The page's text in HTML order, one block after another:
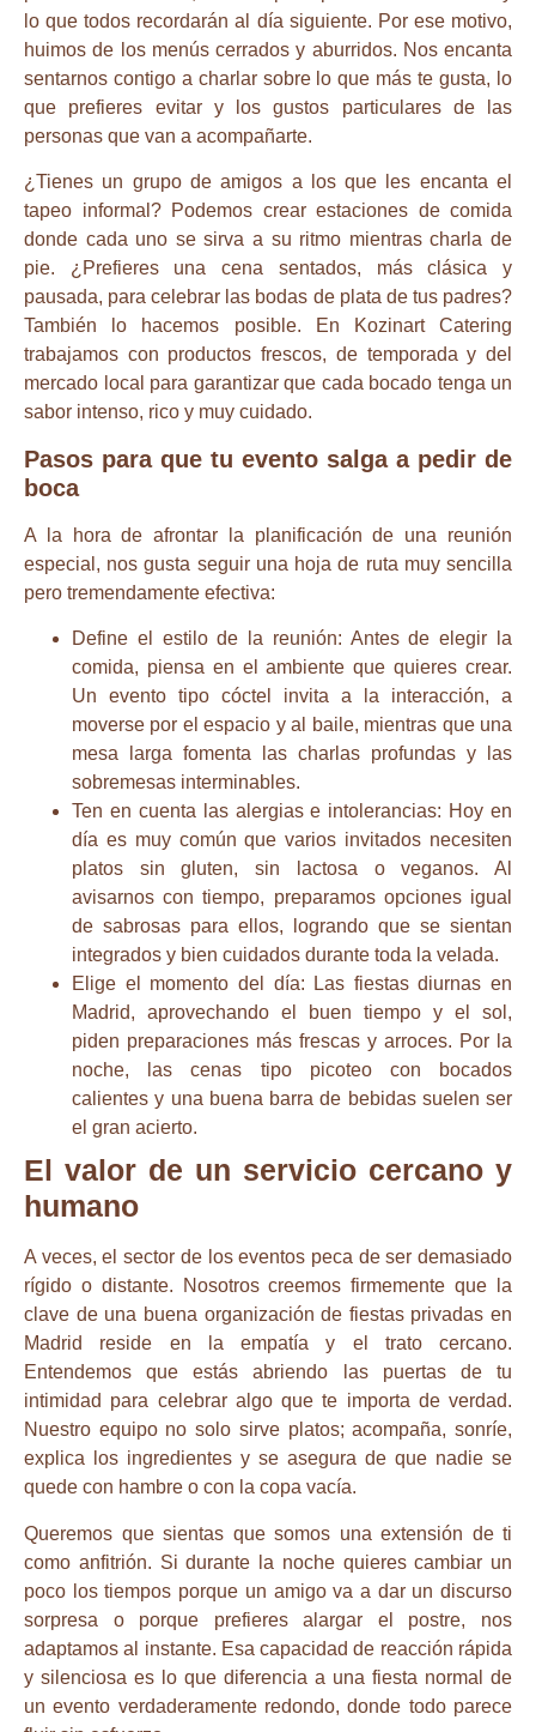
lo que todos recordarán al día siguiente. Por ese motivo,
huimos de los menús cerrados y aburridos. Nos encanta
sentarnos contigo a charlar sobre lo que más te gusta, lo
que prefieres evitar y los gustos particulares de las
personas que van a acompañarte.
¿Tienes un grupo de amigos a los que les encanta el
tapeo informal? Podemos crear estaciones de comida
donde cada uno se sirva a su ritmo mientras charla de
pie. ¿Prefieres una cena sentados, más clásica y
pausada, para celebrar las bodas de plata de tus padres?
También lo hacemos posible. En Kozinart Catering
trabajamos con productos frescos, de temporada y del
mercado local para garantizar que cada bocado tenga un
sabor intenso, rico y muy cuidado.
Pasos para que tu evento salga a pedir de
boca
A la hora de afrontar la planificación de una reunión
especial, nos gusta seguir una hoja de ruta muy sencilla
pero tremendamente efectiva:
Define el estilo de la reunión: Antes de elegir la
comida, piensa en el ambiente que quieres crear.
Un evento tipo cóctel invita a la interacción, a
moverse por el espacio y al baile, mientras que una
mesa larga fomenta las charlas profundas y las
sobremesas interminables.
Ten en cuenta las alergias e intolerancias: Hoy en
día es muy común que varios invitados necesiten
platos sin gluten, sin lactosa o veganos. Al
avisarnos con tiempo, preparamos opciones igual
de sabrosas para ellos, logrando que se sientan
integrados y bien cuidados durante toda la velada.
Elige el momento del día: Las fiestas diurnas en
Madrid, aprovechando el buen tiempo y el sol,
piden preparaciones más frescas y arroces. Por la
noche, las cenas tipo picoteo con bocados
calientes y una buena barra de bebidas suelen ser
el gran acierto.
El valor de un servicio cercano y
humano
A veces, el sector de los eventos peca de ser demasiado
rígido o distante. Nosotros creemos firmemente que la
clave de una buena organización de fiestas privadas en
Madrid
reside en la empatía y el trato cercano.
Entendemos que estás abriendo las puertas de tu
intimidad para celebrar algo que te importa de verdad.
Nuestro equipo no solo sirve platos; acompaña, sonríe,
explica los ingredientes y se asegura de que nadie se
quede con hambre o con la copa vacía.
Queremos que sientas que somos una extensión de ti
como anfitrión. Si durante la noche quieres cambiar un
poco los tiempos porque un amigo va a dar un discurso
sorpresa o porque prefieres alargar el postre, nos
adaptamos al instante. Esa capacidad de reacción rápida
y silenciosa es lo que diferencia a una fiesta normal de
un evento verdaderamente redondo, donde todo parece